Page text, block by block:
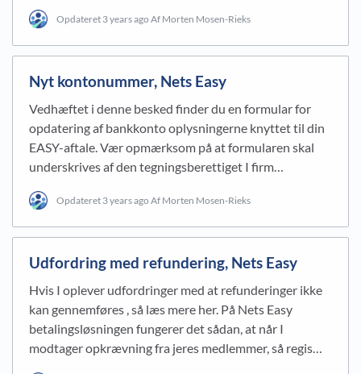
Opdateret 3 years ago Af Morten Mosen-Rieks
Nyt kontonummer, Nets Easy
Vedhæftet i denne besked finder du en formular for
opdatering af bankkonto oplysningerne knyttet til din
EASY-aftale. Vær opmærksom på at formularen skal
underskrives af den tegningsberettiget I firm…
Opdateret 3 years ago Af Morten Mosen-Rieks
Udfordring med refundering, Nets Easy
Hvis I oplever udfordringer med at refunderinger ikke
kan gennemføres , så læs mere her. På Nets Easy
betalingsløsningen fungerer det sådan, at når I
modtager opkrævning fra jeres medlemmer, så regis…